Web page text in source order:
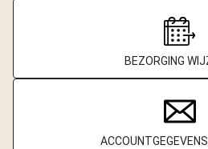
BEZORGING